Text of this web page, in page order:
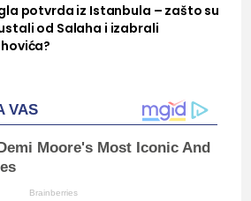
potvrda iz Istanbula – zašto su
od Salaha i izabrali
VAS
Moore's Most Iconic And
Brainberries